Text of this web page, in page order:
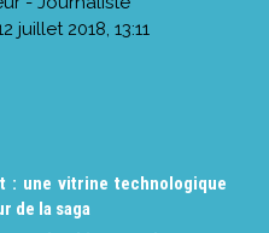
juillet 2018, 13:11
: une vitrine technologique
de la saga